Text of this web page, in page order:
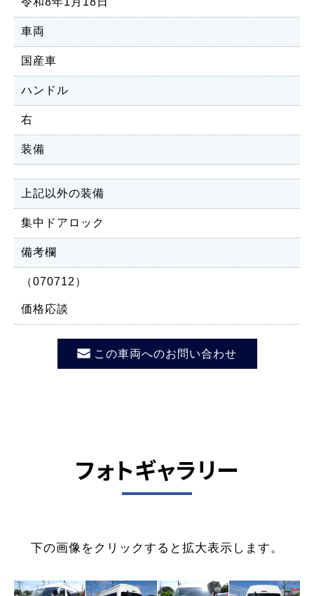
車両
国産車
ハンドル
右
装備
上記以外の装備
集中ドアロック
備考欄
（070712）
価格応談
この車両へのお問い合わせ
フォトギャラリー
下の画像をクリックすると拡大表示します。